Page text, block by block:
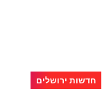
חדשות ירושלים